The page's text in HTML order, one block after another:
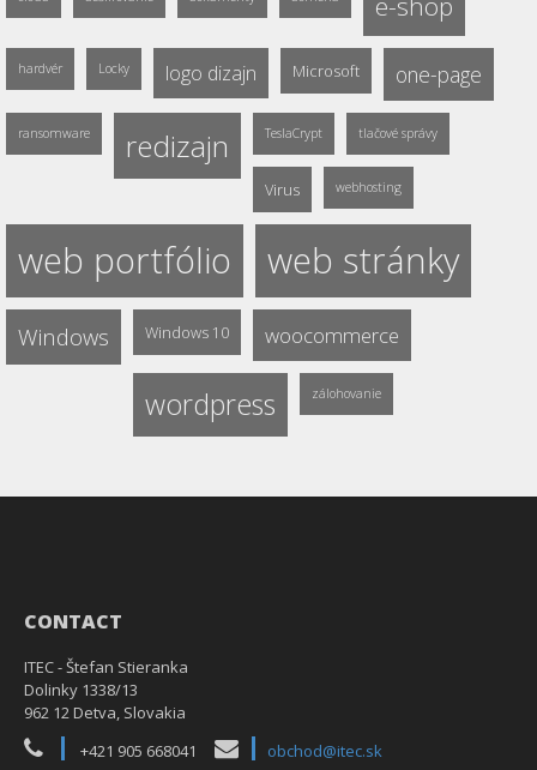
hardvér Locky logo dizajn Microsoft one-page
ransomware redizajn TeslaCrypt tlačové správy
Virus webhosting
web portfólio web stránky
Windows Windows 10 woocommerce
wordpress zálohovanie
CONTACT
ITEC - Štefan Stieranka
Dolinky 1338/13
962 12 Detva, Slovakia
+421 905 668041
obchod@itec.sk